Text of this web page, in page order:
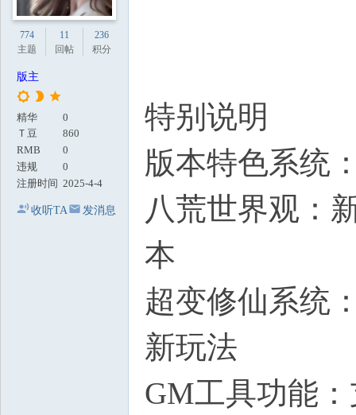
774
主题
11
回帖
236
积分
版主
精华
0
Ｔ豆
860
RMB
0
违规
0
注册时间 2025-4-4
收听TA 发消息
特别说明
版本特色系统
八荒世界观：
本
超变修仙系统
新玩法
GM工具功能